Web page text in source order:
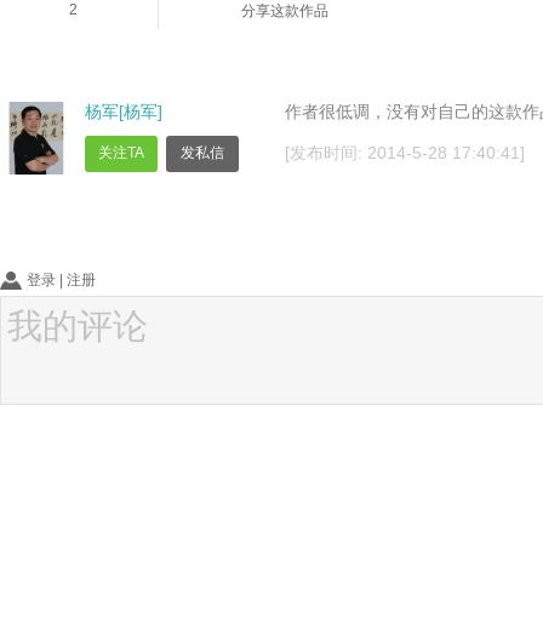
2 分享这款作品
作者很低调，没有对自己的这款
[发布时间: 2014-5-28 17:40:41]
杨军[杨军]
关注TA 发私信
登录 注册